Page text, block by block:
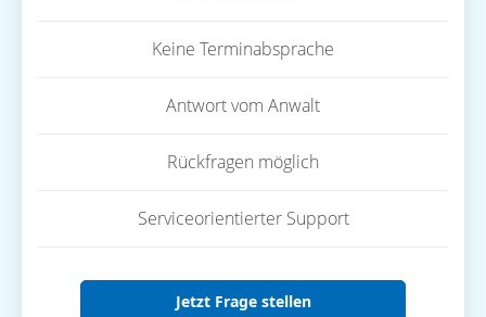
Keine Terminabsprache
Antwort vom Anwalt
Rückfragen möglich
Serviceorientierter Support
Jetzt Frage stellen